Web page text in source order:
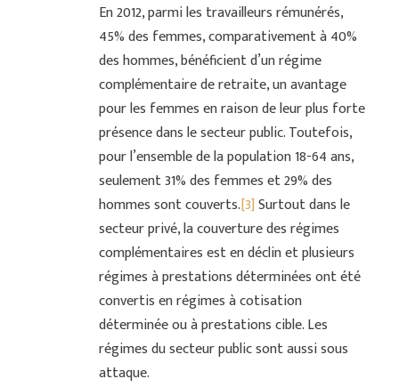
En 2012, parmi les travailleurs rémunérés,
45% des femmes, comparativement à 40%
des hommes, bénéficient d’un régime
complémentaire de retraite, un avantage
pour les femmes en raison de leur plus forte
présence dans le secteur public. Toutefois,
pour l’ensemble de la population 18-64 ans,
seulement 31% des femmes et 29% des
hommes sont couverts.[3]Surtout dans le
secteur privé, la couverture des régimes
complémentaires est en déclin et plusieurs
régimes à prestations déterminées ont été
convertis en régimes à cotisation
déterminée ou à prestations cible. Les
régimes du secteur public sont aussi sous
attaque.